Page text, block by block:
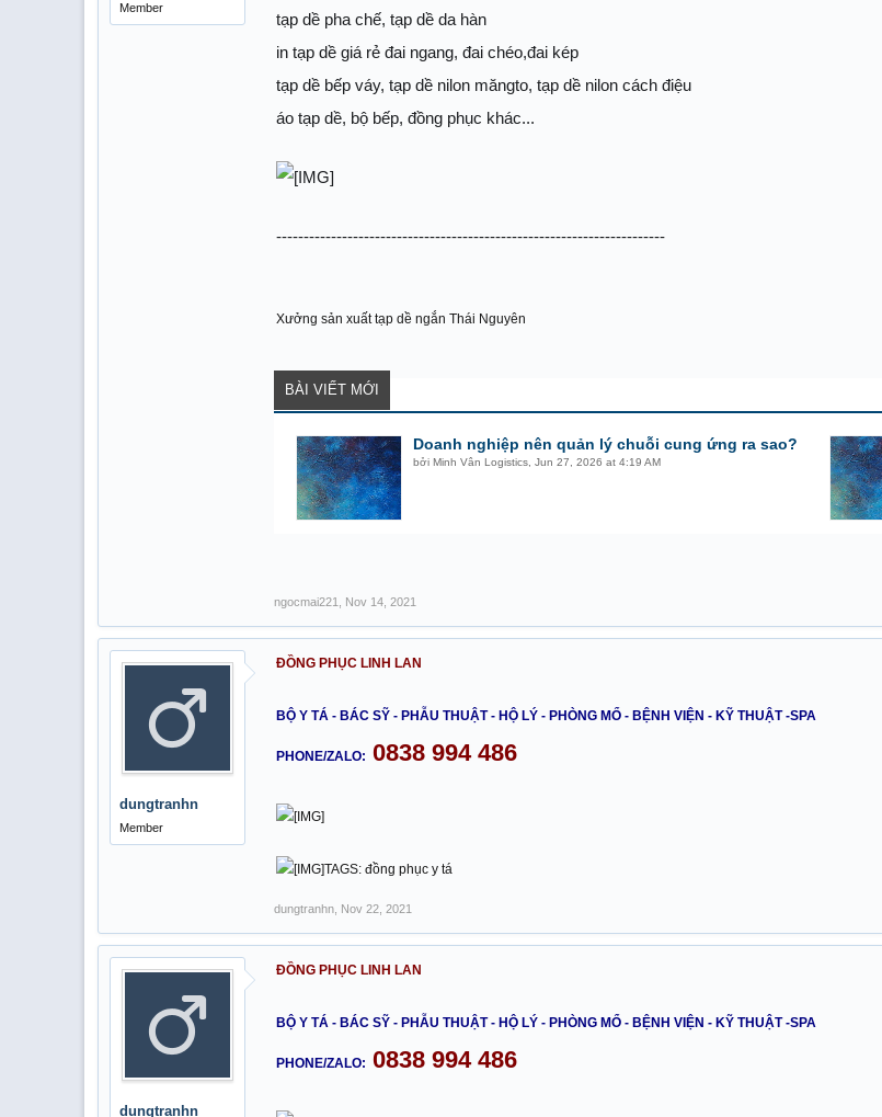
Member
tạp dề pha chế, tạp dề da hàn
in tạp dề giá rẻ đai ngang, đai chéo,đai kép
tạp dề bếp váy, tạp dề nilon măngto, tạp dề nilon cách điệu
áo tạp dề, bộ bếp, đồng phục khác...
-----------------------------------------------------------------------
Xưởng sản xuất tạp dề ngắn Thái Nguyên
BÀI VIẾT MỚI
Doanh nghiệp nên quản lý chuỗi cung ứng ra sao?
bởi Minh Vân Logistics, Jun 27, 2026 at 4:19 AM
ngocmai221 Nov 14, 2021
dungtranhn
Member
ĐỒNG PHỤC LINH LAN
BỘ Y TÁ - BÁC SỸ - PHẪU THUẬT - HỘ LÝ - PHÒNG MỔ - BỆNH VIỆN - KỸ THUẬT -SPA
PHONE/ZALO: 0838 994 486
TAGS: đồng phục y tá
dungtranhn Nov 22, 2021
dungtranhn
ĐỒNG PHỤC LINH LAN
BỘ Y TÁ - BÁC SỸ - PHẪU THUẬT - HỘ LÝ - PHÒNG MỔ - BỆNH VIỆN - KỸ THUẬT -SPA
PHONE/ZALO: 0838 994 486